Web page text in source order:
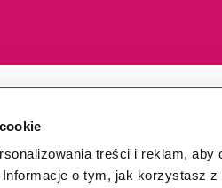
treści i reklam, aby
o tym, jak korzystasz